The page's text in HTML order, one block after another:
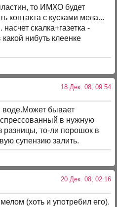
то ИМХО будет
контакта с кусками мела...
скалка+газетка -
нибуть клеенке
18 Дек. 08, 09:54
воде.Может бывает
в нужную
то-ли порошок в
супензию залить.
20 Дек. 08, 02:16
(хоть и употребил его).